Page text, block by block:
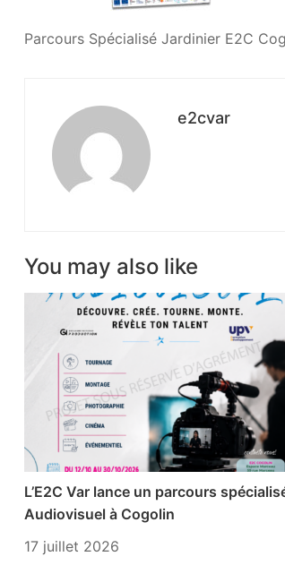
Parcours Spécialisé Jardinier E2C
e2cvar
You may also like
L’E2C Var lance un parcours
Audiovisuel à Cogolin
17 juillet 2026